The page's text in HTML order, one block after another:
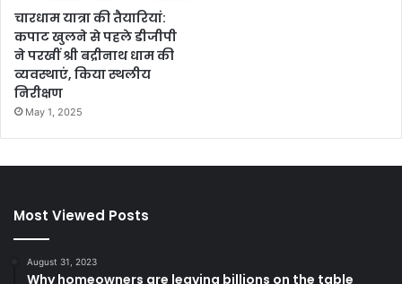
चारधाम यात्रा की तैयारियां:
कपाट खुलने से पहले डीजीपी
ने परखीं श्री बद्रीनाथ धाम की
व्यवस्थाएं, किया स्थलीय
निरीक्षण
May 1, 2025
Most Viewed Posts
August 31, 2023
Why homeowners are leaving billions on the table